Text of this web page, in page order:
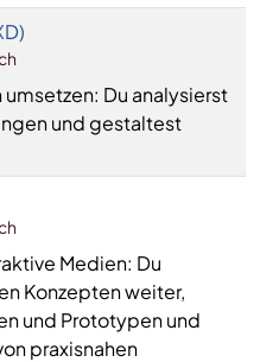
Du analysierst
und gestaltest
Medien: Du
Konzepten weiter,
und Prototypen und
praxisnahen